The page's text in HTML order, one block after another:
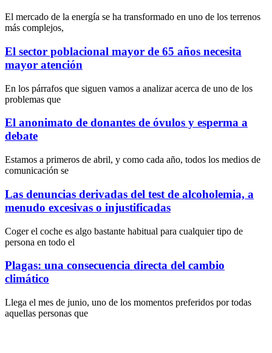
El mercado de la energía se ha transformado en uno de los terrenos
más complejos,
El sector poblacional mayor de 65 años necesita
mayor atención
En los párrafos que siguen vamos a analizar acerca de uno de los
problemas que
El anonimato de donantes de óvulos y esperma a
debate
Estamos a primeros de abril, y como cada año, todos los medios de
comunicación se
Las denuncias derivadas del test de alcoholemia, a
menudo excesivas o injustificadas
Coger el coche es algo bastante habitual para cualquier tipo de
persona en todo el
Plagas: una consecuencia directa del cambio
climático
Llega el mes de junio, uno de los momentos preferidos por todas
aquellas personas que